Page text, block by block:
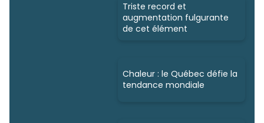
Triste record et
augmentation fulgurante
de cet élément
Chaleur : le Québec défie la
tendance mondiale